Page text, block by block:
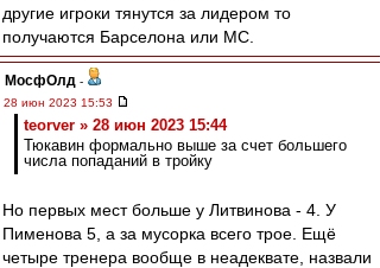
другие игроки тянутся за лидером то
получаются Барселона или МС.
МосфОлд -
28 июн 2023 15:53
teorver » 28 июн 2023 15:44
Тюкавин формально выше за счет большего
числа попаданий в тройку
Но первых мест больше у Литвинова - 4. У
Пименова 5, а за мусорка всего трое. Ещё
четыре тренера вообще в неадеквате, назвали